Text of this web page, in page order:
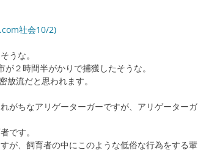
社会10/2)
うな。
２時間半がかりで捕獲したそうな。
流だと思われます。
がちなアリゲーターガーですが、アリゲーターガ
です。
が、飼育者の中にこのような低俗な行為をする輩